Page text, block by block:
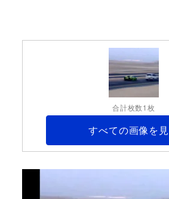
合計枚数1枚
すべての画像を